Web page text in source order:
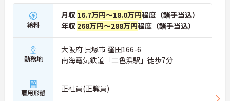
給料
月収 16.7万円～18.0万円程度（諸手当込）
年収 268万円～288万円程度（諸手当込）
勤務地
大阪府 貝塚市 窪田166-6
南海電気鉄道「二色浜駅」徒歩7分
雇用形態 正社員(正職員)